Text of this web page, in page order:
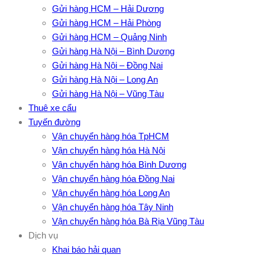
Gửi hàng HCM – Hải Dương
Gửi hàng HCM – Hải Phòng
Gửi hàng HCM – Quảng Ninh
Gửi hàng Hà Nội – Bình Dương
Gửi hàng Hà Nội – Đồng Nai
Gửi hàng Hà Nội – Long An
Gửi hàng Hà Nội – Vũng Tàu
Thuê xe cẩu
Tuyến đường
Vận chuyển hàng hóa TpHCM
Vận chuyển hàng hóa Hà Nội
Vận chuyển hàng hóa Bình Dương
Vận chuyển hàng hóa Đồng Nai
Vận chuyển hàng hóa Long An
Vận chuyển hàng hóa Tây Ninh
Vận chuyển hàng hóa Bà Rịa Vũng Tàu
Dịch vụ
Khai báo hải quan